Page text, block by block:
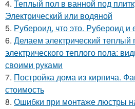
4. Теплый пол в ванной под
Электрический или водяной
5. Рубероид, что это. Рубероид и
6. Делаем электрический теплый
электрического теплого пола:
своими руками
7. Постройка дома из кирпича.
стоимость
8. Ошибки при монтаже люстры